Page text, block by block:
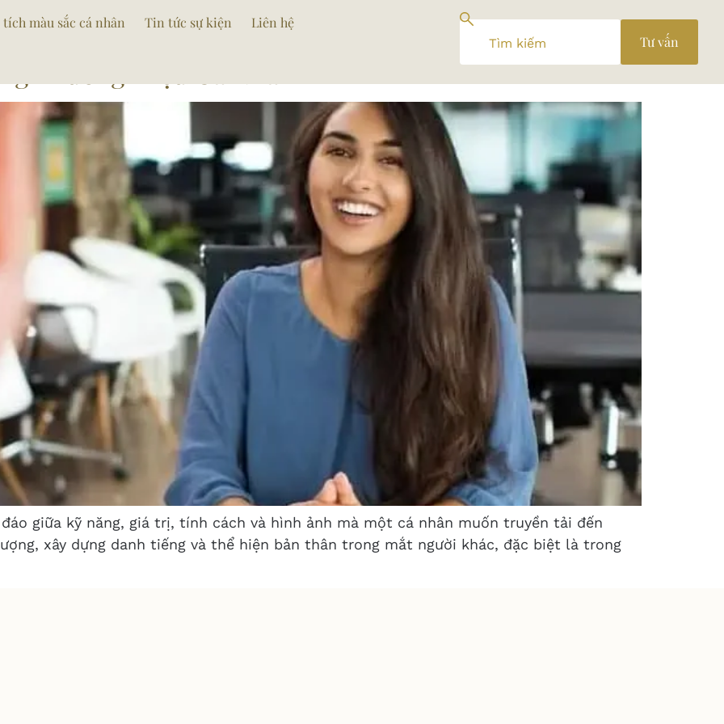
màu sắc cá nhân Tin tức sự kiện
Liên hệ
Tư vấn
giữa kỹ năng, giá trị, tính cách và hình ảnh mà một cá nhân muốn truyền tải đến
xây dựng danh tiếng và thể hiện bản thân trong mắt người khác, đặc biệt là trong